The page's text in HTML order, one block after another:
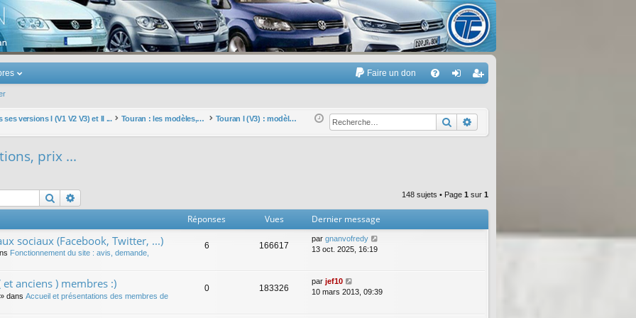
Touran
Faire un don
Q ne
xi
nr
eg
r
versions I (V1 V2 V3) et II ... Touran : les modèles, les prix, les achats, les options, ... Touran I (V3) : modèles, options, prix ... Rechercher
prix ...
Rechercher 148 sujets • Page 1 sur 1
Réponses Vues Dernier message
sociaux (Facebook, Twitter, ...)
Fonctionnement du site : avis, demande,
6 166617
par gnanvofredy
13 oct. 2025, 16:19
anciens ) membres :)
» dans Accueil et présentations des membres de
0 183326
par jef10
10 mars 2013, 09:39